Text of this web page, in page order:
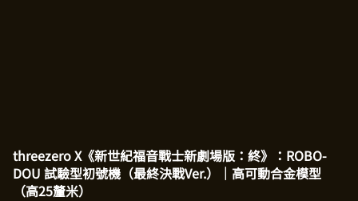
threezero X《新世紀福音戰士新劇場版：終》：ROBO-
DOU 試驗型初號機（最終決戰Ver.）｜高可動合金模型
（高25釐米）